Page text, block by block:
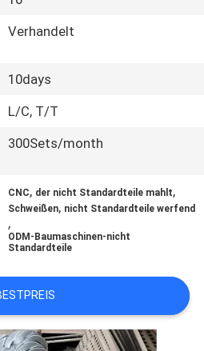
Verhandelt
10days
L/C, T/T
300Sets/month
CNC, der nicht Standardteile mahlt,
Schweißen, nicht Standardteile werfend
,
ODM-Baumaschinen-nicht
Standardteile